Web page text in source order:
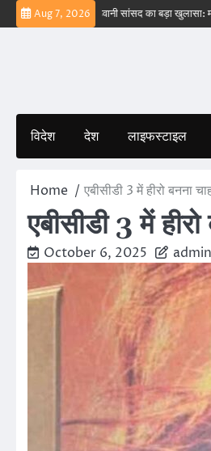
Skip
to
Aug 7, 2026
– ईरान बड़वानी सांसद का बड़ा खुलासा: मोनालिसा
विदेश देश लाइफस्टाइल
Home एबीसीडी 3 में हीरो बनना
एबीसीडी 3 में
October 6, 2025 admin